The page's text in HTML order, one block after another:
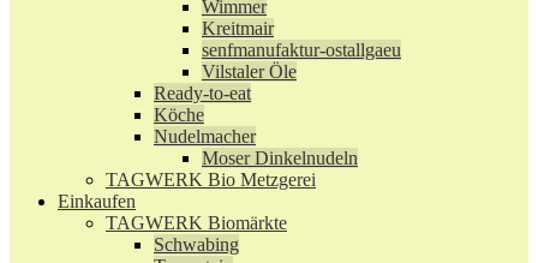
Wimmer
Kreitmair
senfmanufaktur-ostallgaeu
Vilstaler Öle
Ready-to-eat
Köche
Nudelmacher
Moser Dinkelnudeln
TAGWERK Bio Metzgerei
Einkaufen
TAGWERK Biomärkte
Schwabing